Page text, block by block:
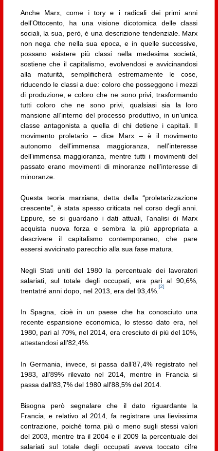
Anche Marx, come i tory e i radicali dei primi anni
dell’Ottocento, ha una visione dicotomica delle classi
sociali, la sua, però, è una descrizione tendenziale. Marx
non nega che nella sua epoca, e in quelle successive,
possano esistere più classi nella medesima società,
sostiene che il capitalismo, evolvendosi e avvicinandosi
alla maturità, semplificherà estremamente le cose,
riducendo le classi a due: coloro che posseggono i mezzi
di produzione, e coloro che ne sono privi, trasformando
tutti coloro che ne sono privi, qualsiasi sia la loro
mansione all’interno del processo produttivo, in un’unica
classe antagonista a quella di chi detiene i capitali. Il
movimento proletario – dice Marx – è il movimento
autonomo dell’immensa maggioranza, nell’interesse
dell’immensa maggioranza, mentre tutti i movimenti del
passato erano movimenti di minoranze nell’interesse di
minoranze.
Questa teoria marxiana, detta della “proletarizzazione
crescente”, è stata spesso criticata nel corso degli anni.
Eppure, se si guardano i dati attuali, l’analisi di Marx
acquista nuova forza e sembra la più appropriata a
descrivere il capitalismo contemporaneo, che pare
essersi avvicinato parecchio alla sua fase matura.
Negli Stati uniti del 1980 la percentuale dei lavoratori
salariati, sul totale degli occupati, era pari al 90,6%,
trentatré anni dopo, nel 2013, era del 93,4%.
[2]
In Spagna, cioè in un paese che ha conosciuto una
recente espansione economica, lo stesso dato era, nel
1980, pari al 70%, nel 2014, era cresciuto di più del 10%,
attestandosi all’82,4%.
In Germania, invece, si passa dall’87,4% registrato nel
1983, all’89% rilevato nel 2014, mentre in Francia si
passa dall’83,7% del 1980 all’88,5% del 2014.
Bisogna però segnalare che il dato riguardante la
Francia, e relativo al 2014, fa registrare una lievissima
contrazione, poiché torna più o meno sugli stessi valori
del 2003, mentre tra il 2004 e il 2009 la percentuale dei
salariati sul totale degli occupati aveva toccato cifre